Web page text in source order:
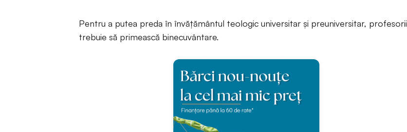
Pentru a putea preda în învățământul teologic universitar și preuniversitar, profesorii
trebuie să primească binecuvântare.